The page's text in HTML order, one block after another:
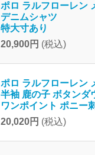
ポロ ラルフローレン
デニムシャツ
特大寸あり
20,900円 (税込)
ポロ ラルフローレン
半袖 鹿の子 ボタンダ
ワンポイント ポニー
20,020円 (税込)